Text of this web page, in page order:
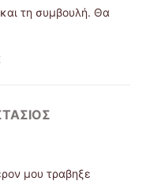
τη συμβουλή. Θα
μου τραβηξε